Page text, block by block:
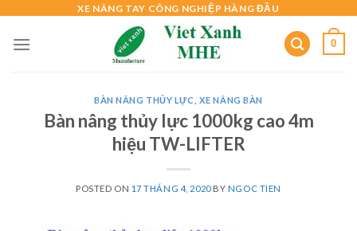
content
XE NÂNG TAY CÔNG NGHIỆP HÀNG ĐẦU
0
BÀN NÂNG THỦY LỰC XE NÂNG BÀN
Bàn nâng thủy lực 1000kg cao 4m
hiệu TW-LIFTER
POSTED ON 17 THÁNG 4, 2020BY NGOC TIEN